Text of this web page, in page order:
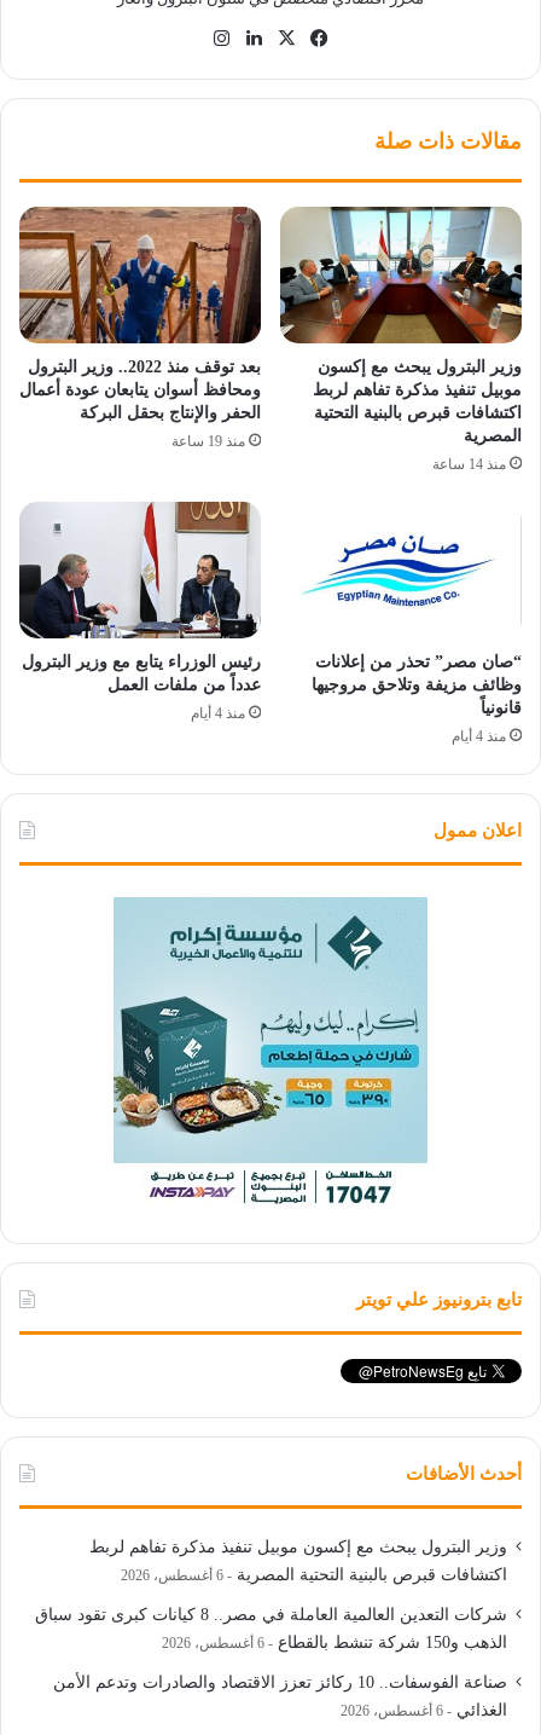
فيسبوك
‫X لينكدإن
مقالات ذات صلة
وزير البترول يبحث مع إكسون
موبيل تنفيذ مذكرة تفاهم لربط
اكتشافات قبرص بالبنية التحتية
المصرية
منذ 14 ساعة
بعد توقف منذ 2022.. وزير البترول
ومحافظ أسوان يتابعان عودة أعمال
الحفر والإنتاج بحقل البركة
منذ 19 ساعة
“صان مصر” تحذر من إعلانات
وظائف مزيفة وتلاحق مروجيها
قانونياً
منذ 4 أيام
رئيس الوزراء يتابع مع وزير البترول
عدداً من ملفات العمل
منذ 4 أيام
اعلان ممول
تابع بترونيوز علي تويتر
أحدث الأضافات
وزير البترول يبحث مع إكسون موبيل تنفيذ مذكرة تفاهم لربط
اكتشافات قبرص بالبنية التحتية المصرية
6 أغسطس، 2026
شركات التعدين العالمية العاملة في مصر.. 8 كيانات كبرى تقود سباق
الذهب و150 شركة تنشط بالقطاع
6 أغسطس، 2026
صناعة الفوسفات.. 10 ركائز تعزز الاقتصاد والصادرات وتدعم الأمن
الغذائي
6 أغسطس، 2026